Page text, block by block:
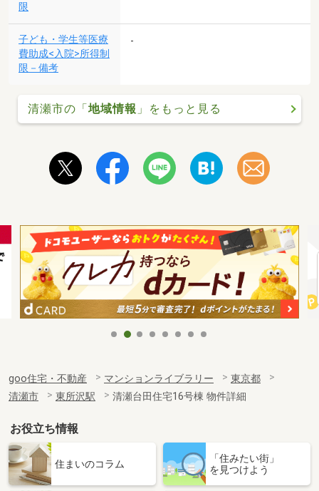
限
子ども・学生等医療
費助成<入院>所得制
限－備考
-
清瀬市の「地域情報 」をもっと見る
goo住宅・不動産 マンションライブラリー
東京都
清瀬市
東所沢駅 清瀬台田住宅16号棟 物件詳細
お役立ち情報
住まいのコラム
「住みたい街」
を見つけよう